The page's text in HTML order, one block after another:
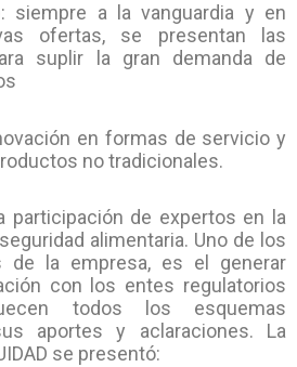
siempre a la vanguardia y en
ofertas, se presentan las
suplir la gran demanda de
en formas de servicio y
no tradicionales.
participación de expertos en la
alimentaria. Uno de los
de la empresa, es el generar
con los entes regulatorios
todos los esquemas
aportes y aclaraciones. La
se presentó: